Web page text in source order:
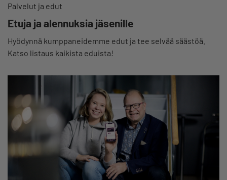
Palvelut ja edut
Etuja ja alennuksia jäsenille
Hyödynnä kumppaneidemme edut ja tee selvää säästöä.
Katso listaus kaikista eduista!